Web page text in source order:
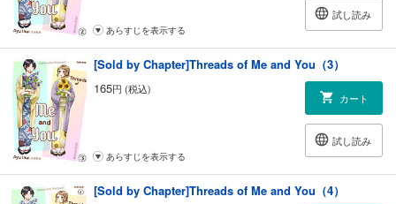
試し読み
あらすじを表示する
[Sold by Chapter]Threads of Me and You（3）
165円 (税込)
カート
試し読み
あらすじを表示する
[Sold by Chapter]Threads of Me and You（4）